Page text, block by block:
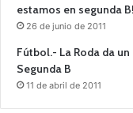
estamos en segunda B!
26 de junio de 2011
Fútbol.- La Roda da
Segunda B
11 de abril de 2011